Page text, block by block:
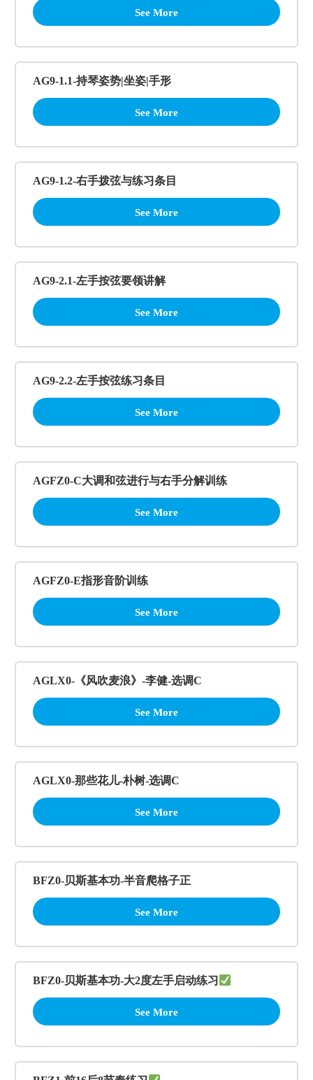
See More
AG9-1.1-持琴姿势|坐姿|手形
See More
AG9-1.2-右手拨弦与练习条目
See More
AG9-2.1-左手按弦要领讲解
See More
AG9-2.2-左手按弦练习条目
See More
AGFZ0-C大调和弦进行与右手分解训练
See More
AGFZ0-E指形音阶训练
See More
AGLX0-《风吹麦浪》-李健-选调C
See More
AGLX0-那些花儿-朴树-选调C
See More
BFZ0-贝斯基本功-半音爬格子正
See More
BFZ0-贝斯基本功-大2度左手启动练习
See More